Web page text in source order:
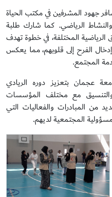
جهود المشرفين في مكتب الحياة
والنشاط الرياضي. كما شارك طلبة
الرياضية المختلفة، في خطوة تهدف
الفرح إلى قلوبهم، مما يعكس
المجتمع.
عجمان بتعزيز دوره الريادي
والتنسيق مع مختلف المؤسسات
من المبادرات والفعاليات التي
المجتمعية لديهم.